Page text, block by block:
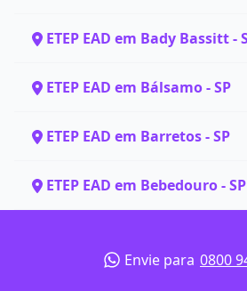
ETEP EAD em Bady Bassitt -
ETEP EAD em Bálsamo - SP
ETEP EAD em Barretos - SP
ETEP EAD em Bebedouro - SP
Envie para 0800